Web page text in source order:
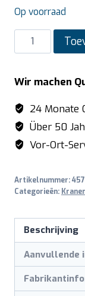
Op voorraad
SARO
2-
Extra
Hoog
model
MELANIE
Wir machen
24 Monate
Über 50
Vor-Ort-
Artikelnummer:
Categorieën:
Beschrijving
Aanvullende